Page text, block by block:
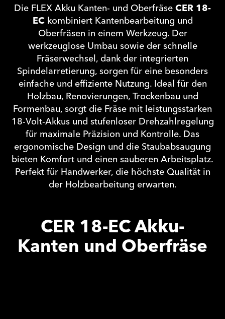
Die FLEX Akku Kanten- und OberfräseCER 18-
ECkombiniert Kantenbearbeitung und
Oberfräsen in einem Werkzeug. Der
werkzeuglose Umbau sowie der schnelle
Fräserwechsel, dank der integrierten
Spindelarretierung, sorgen für eine besonders
einfache und effiziente Nutzung. Ideal für den
Holzbau, Renovierungen, Trockenbau und
Formenbau, sorgt die Fräse mit leistungsstarken
18-Volt-Akkus und stufenloser Drehzahlregelung
für maximale Präzision und Kontrolle. Das
ergonomische Design und die Staubabsaugung
bieten Komfort und einen sauberen Arbeitsplatz.
Perfekt für Handwerker, die höchste Qualität in
der Holzbearbeitung erwarten.
CER 18-EC Akku-
Kanten und Oberfräse